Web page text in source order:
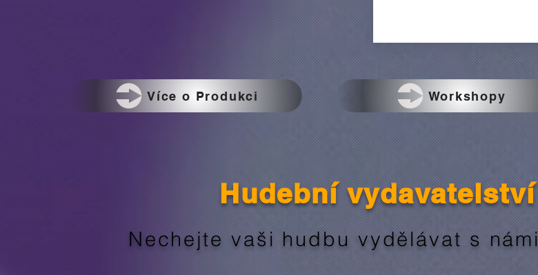
Více o Produkci Workshopy
Hudební vydavatelství
Nechejte vaši hudbu vydělávat s námi